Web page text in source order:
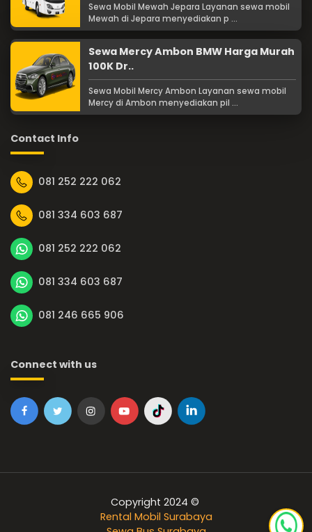
Sewa Mobil Mewah Jepara Layanan sewa mobil
Mewah di Jepara menyediakan p ...
Sewa Mercy Ambon BMW Harga Murah
100K Dr..
Sewa Mobil Mercy Ambon Layanan sewa mobil
Mercy di Ambon menyediakan pil ...
Contact Info
081 252 222 062
081 334 603 687
081 252 222 062
081 334 603 687
081 246 665 906
Connect with us
Copyright 2024 ©
Rental Mobil Surabaya